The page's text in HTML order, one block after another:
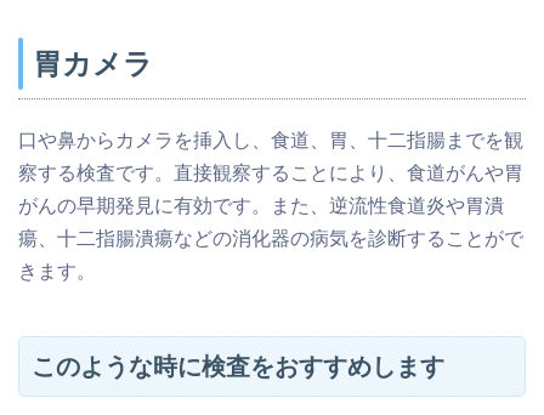
胃カメラ
口や鼻からカメラを挿入し、食道、胃、十二指腸までを観
察する検査です。直接観察することにより、食道がんや胃
がんの早期発見に有効です。また、逆流性食道炎や胃潰
瘍、十二指腸潰瘍などの消化器の病気を診断することがで
きます。
このような時に検査をおすすめします